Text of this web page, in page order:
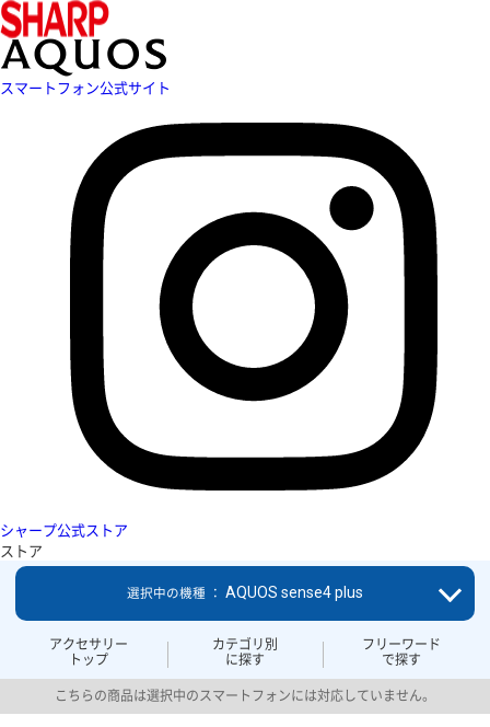
スマートフォン公式サイト
シャープ公式ストア
ストア
アクセサリー
トップ
カテゴリ別
に探す
フリーワード
で探す
選択中の機種 ： AQUOS sense4 plus
こちらの商品は選択中のスマートフォンには対応していません。